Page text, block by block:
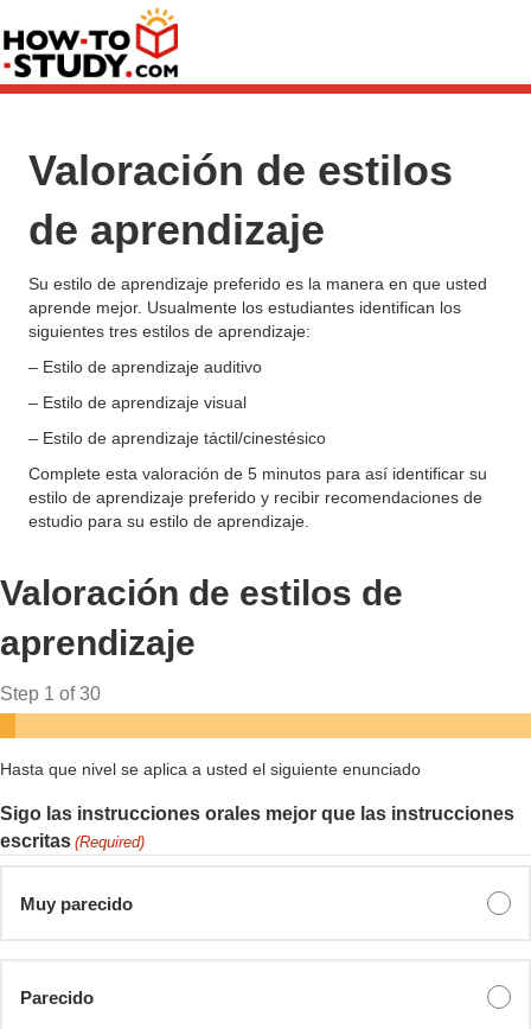
Valoración de estilos
de aprendizaje
Su estilo de aprendizaje preferido es la manera en que usted
aprende mejor. Usualmente los estudiantes identifican los
siguientes tres estilos de aprendizaje:
– Estilo de aprendizaje auditivo
– Estilo de aprendizaje visual
– Estilo de aprendizaje táctil/cinestésico
Complete esta valoración de 5 minutos para así identificar su
estilo de aprendizaje preferido y recibir recomendaciones de
estudio para su estilo de aprendizaje.
Valoración de estilos de
aprendizaje
Step 1 of30
Hasta que nivel se aplica a usted el siguiente enunciado
Sigo las instrucciones orales mejor que las instrucciones
escritas (Required)
Muy parecido
Parecido